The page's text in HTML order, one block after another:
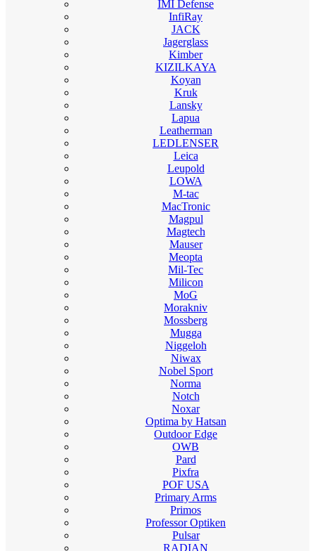
IMI Defense
InfiRay
JACK
Jagerglass
Kimber
KIZILKAYA
Koyan
Kruk
Lansky
Lapua
Leatherman
LEDLENSER
Leica
Leupold
LOWA
M-tac
MacTronic
Magpul
Magtech
Mauser
Meopta
Mil-Tec
Milicon
MoG
Morakniv
Mossberg
Mugga
Niggeloh
Niwax
Nobel Sport
Norma
Notch
Noxar
Optima by Hatsan
Outdoor Edge
OWB
Pard
Pixfra
POF USA
Primary Arms
Primos
Professor Optiken
Pulsar
RADIAN